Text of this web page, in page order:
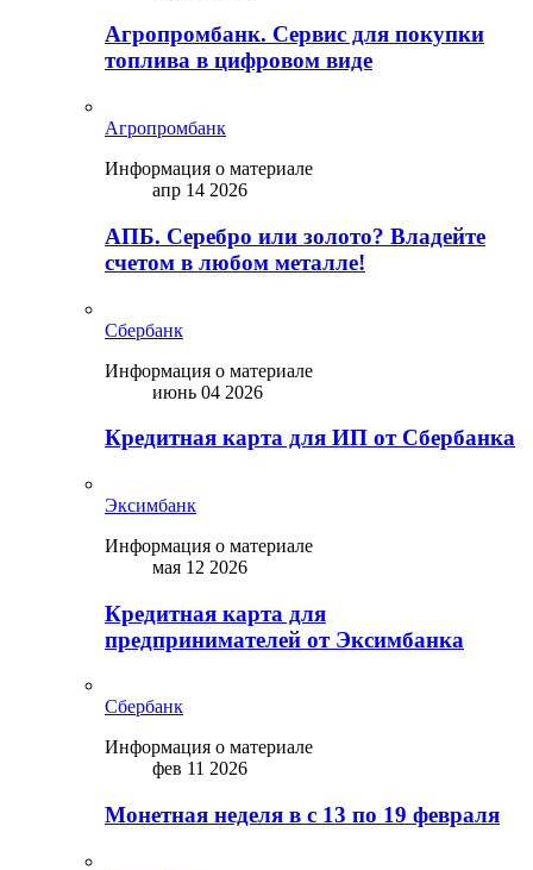
Агропромбанк. Сервис для покупки
топлива в цифровом виде
Агропромбанк
Информация о материале
апр 14 2026
АПБ. Серебро или золото? Владейте
счетом в любом металле!
Сбербанк
Информация о материале
июнь 04 2026
Кредитная карта для ИП от Сбербанка
Эксимбанк
Информация о материале
мая 12 2026
Кредитная карта для
предпринимателей от Эксимбанка
Сбербанк
Информация о материале
фев 11 2026
Монетная неделя в с 13 по 19 февраля